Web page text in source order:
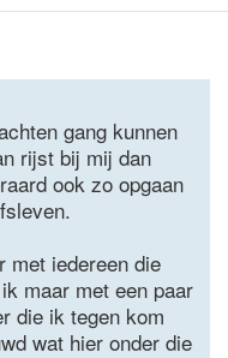
gang kunnen
rijst bij mij dan
ook zo opgaan
met iedereen die
maar met een paar
die ik tegen kom
wat hier onder die